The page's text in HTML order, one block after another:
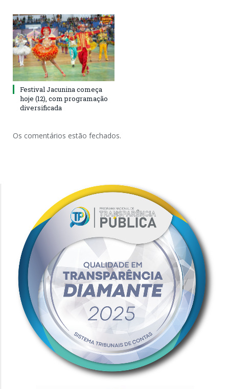
Festival Jacunina começa
hoje (12), com programação
diversificada
Os comentários estão fechados.